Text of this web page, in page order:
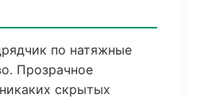
по натяжные
Прозрачное
скрытых